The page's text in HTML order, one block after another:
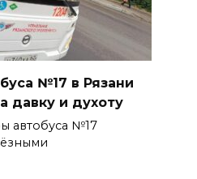
№17 в Рязани
давку и духоту
автобуса №17